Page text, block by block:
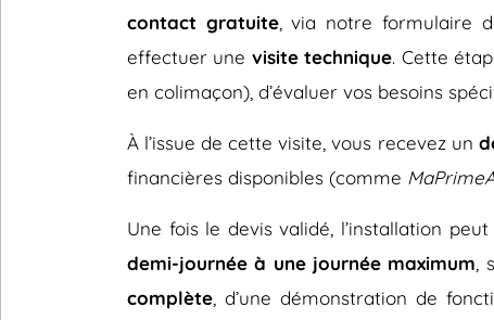
contact gratuite, via notre formulaire
effectuer une visite technique. Cette
en colimaçon), d’évaluer vos besoins
À l’issue de cette visite, vous recevez un
financières disponibles (comme
Une fois le devis validé, l’installation
demi-journée à une journée maximum
complète , d’une démonstration de